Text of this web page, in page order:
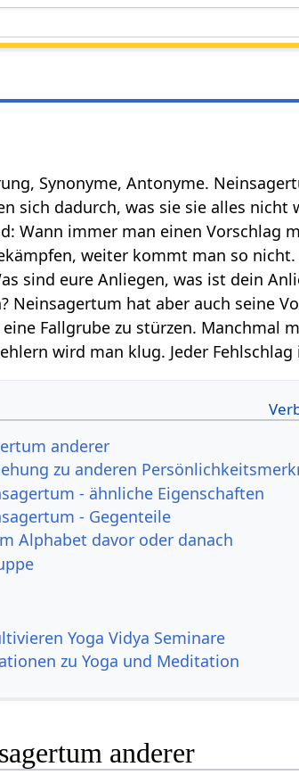
Synonyme, Antonyme.
sich dadurch, was sie sie alles
Wann immer man einen Vorschlag
weiter kommt man so
sind eure Anliegen, was ist dein
Neinsagertum hat aber auch seine
Fallgrube zu stürzen. Manchmal
wird man klug. Jeder
anderer
zu anderen
- ähnliche Eigenschaften
- Gegenteile
Alphabet davor oder danach
Yoga Vidya Seminare
zu Yoga und Meditation
anderer